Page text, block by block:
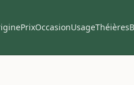
PrixOccasionUsageThéières